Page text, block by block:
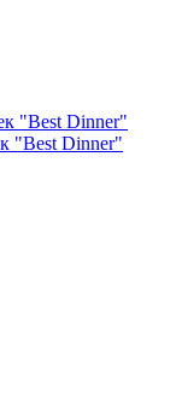
"Best Dinner"
"Best Dinner"